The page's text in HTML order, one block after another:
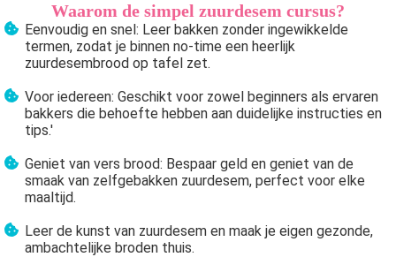
Waarom de simpel zuurdesem cursus?
Eenvoudig en snel: Leer bakken zonder ingewikkelde
termen, zodat je binnen no-time een heerlijk
zuurdesembrood op tafel zet.
Voor iedereen: Geschikt voor zowel beginners als ervaren
bakkers die behoefte hebben aan duidelijke instructies en
tips.'
Geniet van vers brood: Bespaar geld en geniet van de
smaak van zelfgebakken zuurdesem, perfect voor elke
maaltijd.
Leer de kunst van zuurdesem en maak je eigen gezonde,
ambachtelijke broden thuis.